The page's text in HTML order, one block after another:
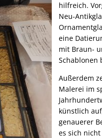
hilfreich.
Neu-
eine
mit Braun-
Schablonen
Außerdem
Malerei im
künstlich
genauerer
es sich